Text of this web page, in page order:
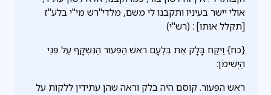
אולי יישר בעיניו ותקבנו לי משם, מלדי''רש מי''י בלע''ז
[תקלל אותו] : (רש"י)
{כח} וַיִּקַּח בָּלָק אֶת בִּלְעָם רֹאשׁ הַפְּעוֹר הַנִּשְׁקָף עַל פְּנֵי
הַיְשִׁימֹן:
ראש הפעור. קוסם היה בלק וראה שהן עתידין ללקות על